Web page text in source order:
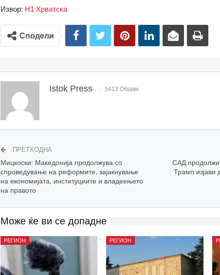
Извор: Н1 Хрватска
Сподели
Istok Press 5413 Објави
ПРЕТХОДНА
Мицкоски: Македонија продолжува со
спроведување на реформите, зајакнување
на економијата, институциите и владеењето
на правото
САД продолжи
Трамп изјави
Може ќе ви се допадне
РЕГИОН РЕГИОН